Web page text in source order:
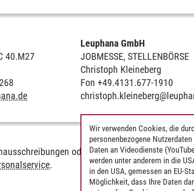
40.M27
Leuphana GmbH
JOBMESSE, STELLENBÖRSE
Christoph Kleineberg
Fon +49.4131.677-1910
oder Bewerbungsprozessen
.
Wir verwenden Cookies, die
personenbezogene
Daten an Videodienste
werden unter anderem in die
in den USA, gemessen an EU-
Möglichkeit, dass Ihre Daten